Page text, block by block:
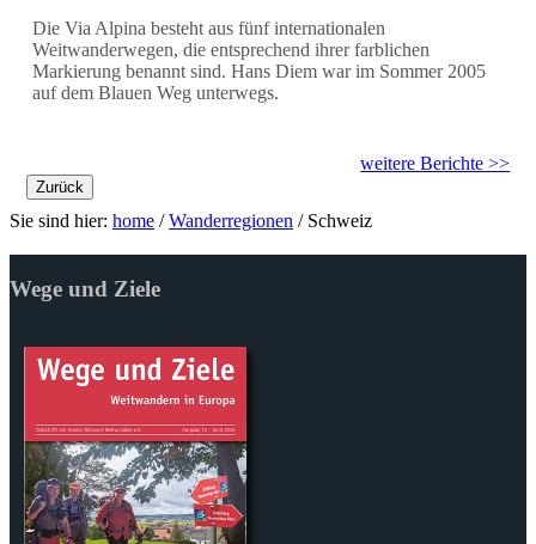
Die Via Alpina besteht aus fünf internationalen
Weitwanderwegen, die entsprechend ihrer farblichen
Markierung benannt sind. Hans Diem war im Sommer 2005
auf dem Blauen Weg unterwegs.
weitere Berichte >>
Zurück
Sie sind hier: home /Wanderregionen / Schweiz
Wege und Ziele